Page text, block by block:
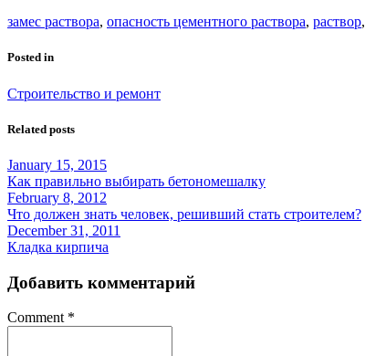
замес раствора, опасность цементного раствора, раствор,
Posted in
Строительство и ремонт
Related posts
January 15, 2015
Как правильно выбирать бетономешалку
February 8, 2012
Что должен знать человек, решивший стать строителем?
December 31, 2011
Кладка кирпича
Добавить комментарий
Comment *